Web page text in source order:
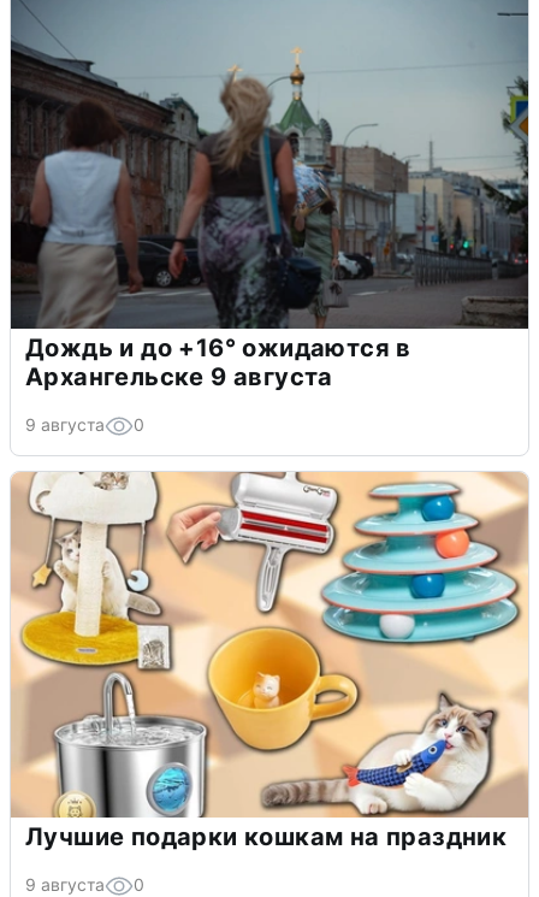
Дождь и до +16° ожидаются в
Архангельске 9 августа
9 августа 0
Лучшие подарки кошкам на праздник
9 августа 0